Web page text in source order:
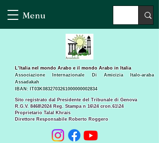
Menu
Sito registrato dal Presidente del Tribunale di Genova
R.G.V. 8468\2024 Reg. Stampa n 16\24 cron.61\24 ​
Proprietario Talal Khrais
Direttore Responsabile Roberto Roggero
L’Italia nel mondo Arabo e il mondo Arabo in Italia
Associazione Internazionale Di Amicizia Italo-araba
Assadakah
IBAN: IT03K0832703261000000002834